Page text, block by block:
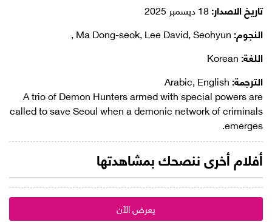
تاريخ الاصدار:
النجوم:
اللغة:
الترجمة:
A trio of Demon Hunters armed with special powers are
called to save Seoul when a demonic network of criminals
emerges.
أفلام أخرى ننصحك بمشاهدتها
يعرض الآن